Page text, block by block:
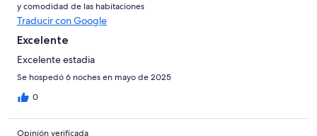
y comodidad de las habitaciones
Traducir con Google
Excelente
Excelente estadia
Se hospedó 6 noches en mayo de 2025
0
Opinión verificada